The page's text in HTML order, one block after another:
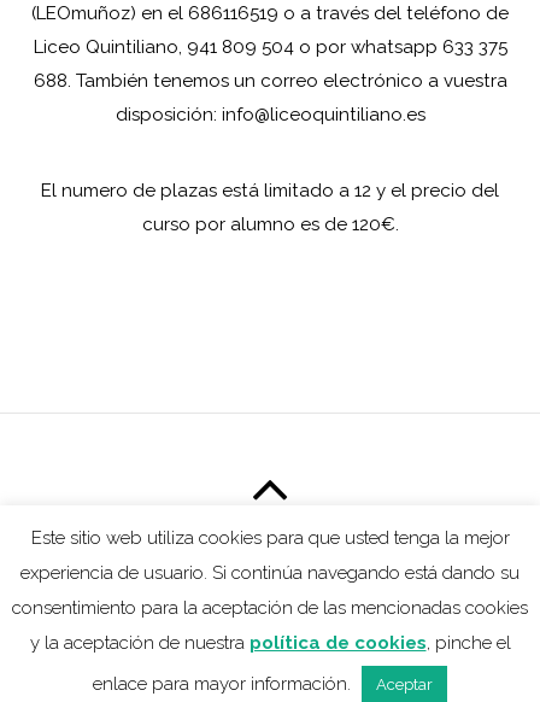
(LEOmuñoz) en el 686116519 o a través del teléfono de
Liceo Quintiliano, 941 809 504 o por whatsapp 633 375
688. También tenemos un correo electrónico a vuestra
disposición: info@liceoquintiliano.es
El numero de plazas está limitado a 12 y el precio del
curso por alumno es de 120€.
ESTUDIO5CON6
©Estudio5con62026
Desarrollado por WAF
Este sitio web utiliza cookies para que usted tenga la mejor
experiencia de usuario. Si continúa navegando está dando su
consentimiento para la aceptación de las mencionadas cookies
y la aceptación de nuestra política de cookies, pinche el
enlace para mayor información.
Aceptar